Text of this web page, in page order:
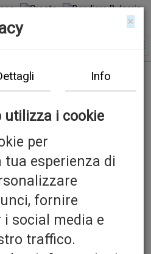
×
Info
utilizza i cookie
per
esperienza di
fornire
social media e
traffico.